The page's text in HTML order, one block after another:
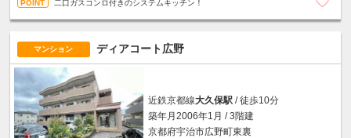
二口ガスコンロ付きのシステムキッチン！
マンション ディアコート広野
近鉄京都線大久保駅/ 徒歩10分
築年月2006年1月 / 3階建
京都府宇治市広野町東裏